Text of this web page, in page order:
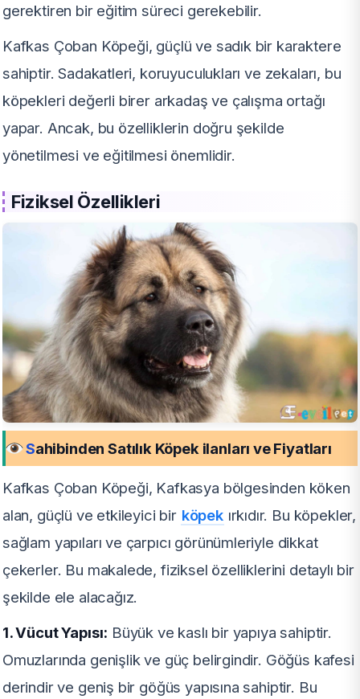
gerektiren bir eğitim süreci gerekebilir.
Kafkas Çoban Köpeği, güçlü ve sadık bir karaktere
sahiptir. Sadakatleri, koruyuculukları ve zekaları, bu
köpekleri değerli birer arkadaş ve çalışma ortağı
yapar. Ancak, bu özelliklerin doğru şekilde
yönetilmesi ve eğitilmesi önemlidir.
Fiziksel Özellikleri
Sahibinden Satılık Köpek ilanları ve Fiyatları
Kafkas Çoban Köpeği, Kafkasya bölgesinden köken
alan, güçlü ve etkileyici bir köpek ırkıdır. Bu köpekler,
sağlam yapıları ve çarpıcı görünümleriyle dikkat
çekerler. Bu makalede, fiziksel özelliklerini detaylı bir
şekilde ele alacağız.
1. Vücut Yapısı: Büyük ve kaslı bir yapıya sahiptir.
Omuzlarında genişlik ve güç belirgindir. Göğüs kafesi
derindir ve geniş bir göğüs yapısına sahiptir. Bu